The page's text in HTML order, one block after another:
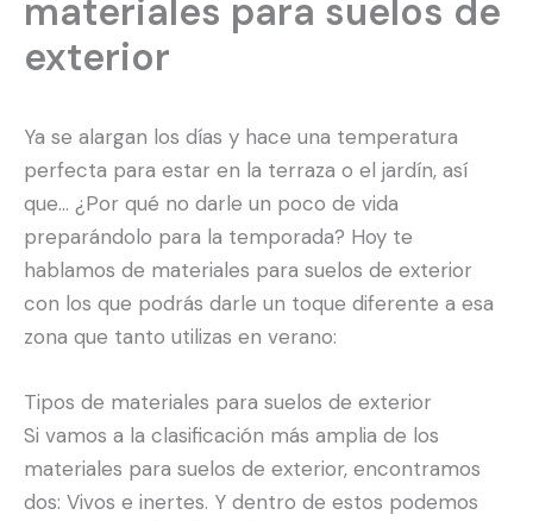
materiales para suelos de
exterior
Ya se alargan los días y hace una temperatura
perfecta para estar en la terraza o el jardín, así
que… ¿Por qué no darle un poco de vida
preparándolo para la temporada? Hoy te
hablamos de materiales para suelos de exterior
con los que podrás darle un toque diferente a esa
zona que tanto utilizas en verano:
Tipos de materiales para suelos de exterior
Si vamos a la clasificación más amplia de los
materiales para suelos de exterior, encontramos
dos: Vivos e inertes. Y dentro de estos podemos